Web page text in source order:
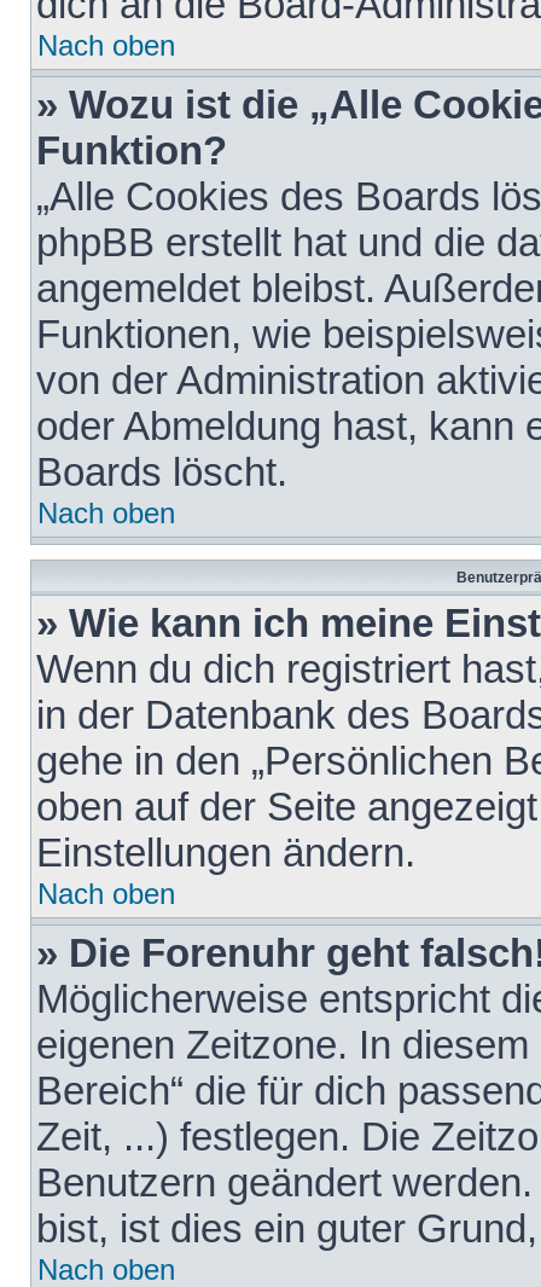
Nach oben
» Wozu ist die „Alle
Funktion?
„Alle Cookies des Boards
phpBB erstellt hat und die
angemeldet bleibst.
Funktionen, wie
von der Administration
oder Abmeldung hast, kann
Boards löscht.
Nach oben
» Wie kann ich meine
Wenn du dich registriert
in der Datenbank des
gehe in den „Persönlichen
oben auf der Seite
Einstellungen ändern.
Nach oben
» Die Forenuhr geht
Möglicherweise entspricht
eigenen Zeitzone. In
Bereich“ die für dich
Zeit, ...) festlegen. Die
Benutzern geändert
bist, ist dies ein guter
Nach oben